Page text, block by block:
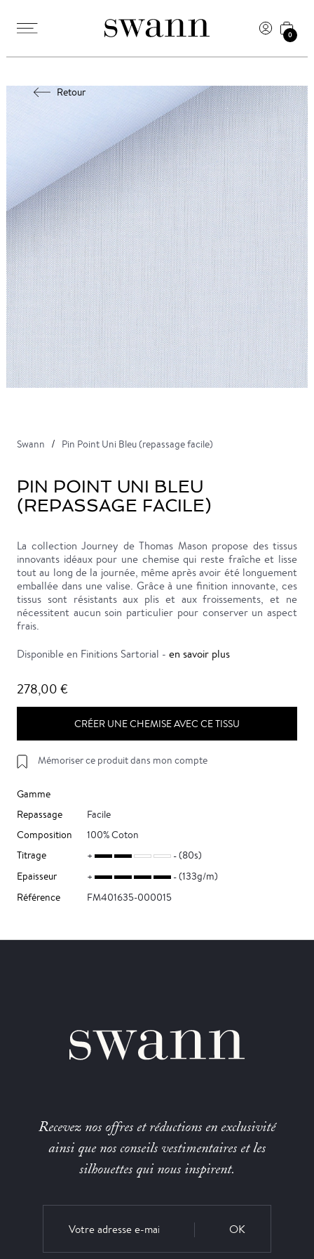
0
Retour
Swann Pin Point Uni Bleu (repassage facile)
PIN POINT UNI BLEU
(REPASSAGE FACILE)
La collection Journey de Thomas Mason propose des tissus
innovants idéaux pour une chemise qui reste fraîche et lisse
tout au long de la journée, même après avoir été longuement
emballée dans une valise. Grâce à une finition innovante, ces
tissus sont résistants aux plis et aux froissements, et ne
nécessitent aucun soin particulier pour conserver un aspect
frais.
Disponible en Finitions Sartorial - en savoir plus
278,00 €
CRÉER UNE CHEMISE AVEC CE TISSU
Mémoriser ce produit dans mon compte
Gamme
Repassage
Facile
Composition
100% Coton
Titrage
(80s)
Epaisseur
(133g/m)
Référence
FM401635-000015
Recevez nos offres et réductions en exclusivité
ainsi que nos conseils vestimentaires et les
silhouettes qui nous inspirent.
OK